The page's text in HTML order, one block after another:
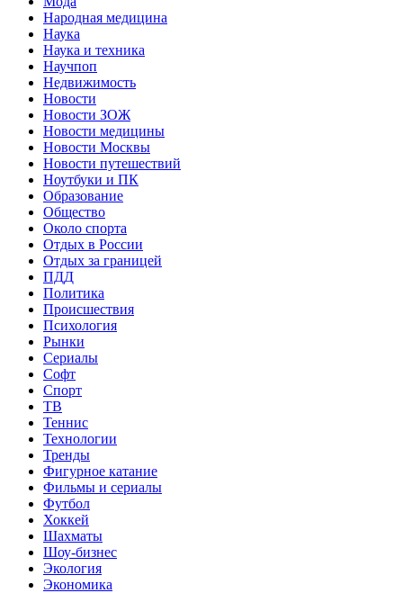
Народная медицина
Наука
Наука и техника
Научпоп
Недвижимость
Новости
Новости ЗОЖ
Новости медицины
Новости Москвы
Новости путешествий
Ноутбуки и ПК
Образование
Общество
Около спорта
Отдых в России
Отдых за границей
ПДД
Политика
Происшествия
Психология
Рынки
Сериалы
Софт
Спорт
ТВ
Теннис
Технологии
Тренды
Фигурное катание
Фильмы и сериалы
Футбол
Хоккей
Шахматы
Шоу-бизнес
Экология
Экономика